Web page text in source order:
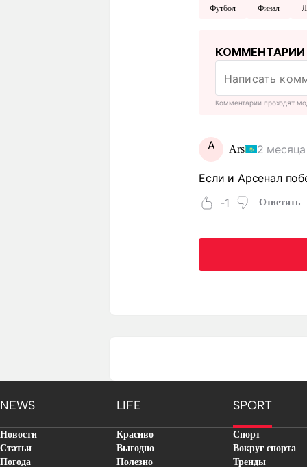
Футбол Финал
КОММЕНТАРИИ
Комментарии проходят
A Ars 2
Если и Арсенал
-1
Ответить
NEWS LIFE SPORT
Новости
Статьи
Погода
Красиво
Выгодно
Полезно
Спорт
Вокруг спорта
Тренды